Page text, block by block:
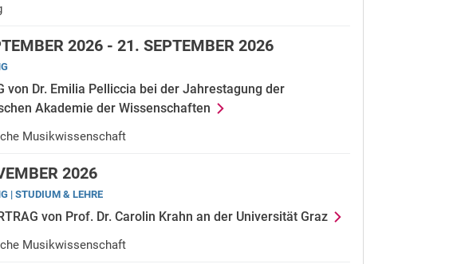
2026 - 21. SEPTEMBER 2026
von Dr. Emilia Pelliccia bei der Jahrestagung der
Akademie der Wissenschaften
Musikwissenschaft
2026
| STUDIUM & LEHRE
von Prof. Dr. Carolin Krahn an der Universität Graz
Musikwissenschaft